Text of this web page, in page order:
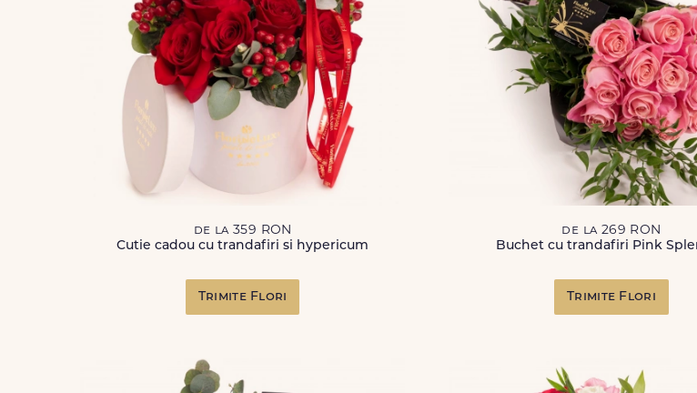
de la 359 RON
Cutie cadou cu trandafiri si hypericum
Trimite Flori
de la 269 RON
Buchet cu trandafiri Pink
Trimite Flori